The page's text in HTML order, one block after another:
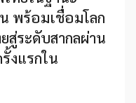
พร้อมเชื่อมโลก
สู่ระดับสากลผ่าน
งแรกใน